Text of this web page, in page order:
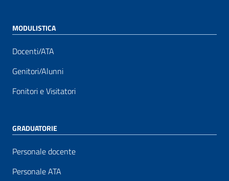
MODULISTICA
Docenti/ATA
Genitori/Alunni
Fonitori e Visitatori
GRADUATORIE
Personale docente
Personale ATA